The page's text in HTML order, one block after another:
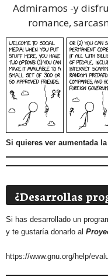
Admiramos -y
romance,
Si quieres ver aumentada
¿Desarrollas
Si has desarrollado un
y te gustaría donarlo al
https://www.gnu.org/help/